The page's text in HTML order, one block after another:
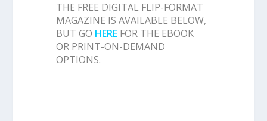
THE FREE DIGITAL FLIP-FORMAT
MAGAZINE IS AVAILABLE BELOW,
BUT GO HERE FOR THE EBOOK
OR PRINT-ON-DEMAND
OPTIONS.